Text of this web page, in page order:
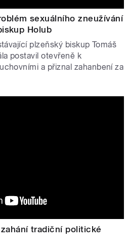
sexuálního zneužívání
Holub
plzeňský biskup Tomáš
postavil otevřeně k
a přiznal zahanbení za
tradiční politické